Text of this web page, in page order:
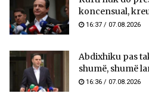
koncensual,
16:37 / 07.08.2026
Abdixhiku pas
shumë, shumë
16:36 / 07.08.2026